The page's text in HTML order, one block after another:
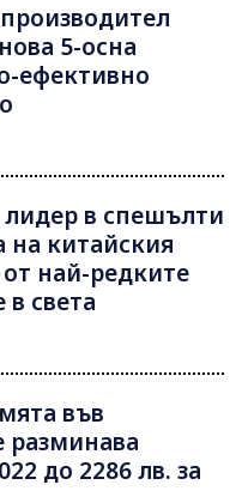
5-осна
ефективно
лидер в спешълти
на китайския
най-редките
в света
във
разминава
до 2286 лв. за